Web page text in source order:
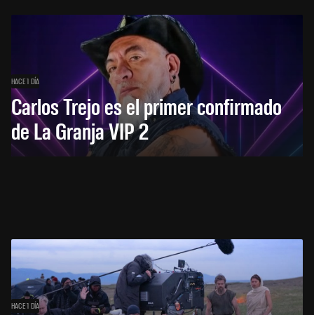
HACE 1 DÍA
Carlos Trejo es el primer confirmado
de La Granja VIP 2
HACE 1 DÍA